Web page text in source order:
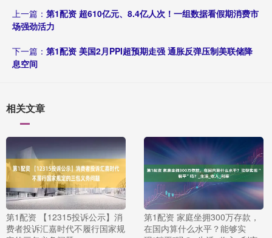
上一篇： 第1配资 超610亿元、8.4亿人次！一组数据看假期消费市
场强劲活力
下一篇： 第1配资 美国2月PPI超预期走强 通胀反弹压制美联储降
息空间
相关文章
第1配资 【12315投诉公示】消
费者投诉汇嘉时代不履行国家规
第1配资 家庭坐拥300万存款，
在国内算什么水平？能够实